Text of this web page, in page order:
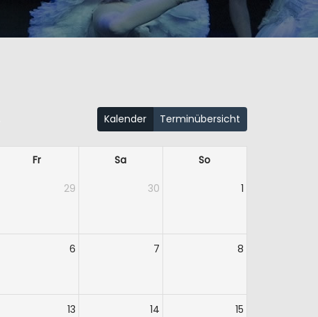
Kalender Terminübersicht
Fr Sa So
29 30 1
6 7 8
13 14 15